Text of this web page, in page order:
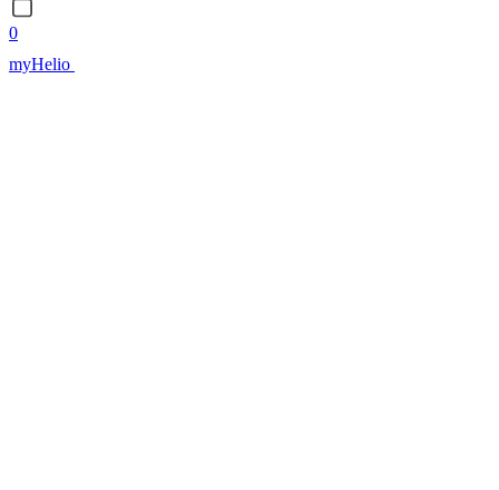
0
myHelio